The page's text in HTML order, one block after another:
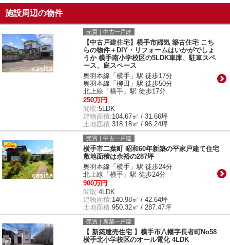
施設周辺の物件
売買｜中古一戸建
【中古戸建住宅】横手市婦気 築古住宅 こち
らの物件＋DIY・リフォームはいかがでしょ
うか 横手南小学校区の5LDK車庫、駐車スペ
ース、庭スペース
奥羽本線「横手」駅 徒歩17分
奥羽本線「柳田」駅 徒歩50分
北上線「横手」駅 徒歩17分
250万円
間取:5LDK
建物面積:104.67㎡ / 31.66坪
土地面積:318.18㎡ / 96.24坪
売買｜中古一戸建
横手市二葉町 昭和60年新築の平家戸建て住宅
敷地面積は余裕の287坪
奥羽本線「横手」駅 徒歩24分
北上線「横手」駅 徒歩24分
900万円
間取:4LDK
建物面積:140.98㎡ / 42.64坪
土地面積:950.32㎡ / 287.47坪
売買｜新築一戸建
【 新築建売住宅 】横手市八幡字長者町No58
横手北小学校区のオール電化 4LDK